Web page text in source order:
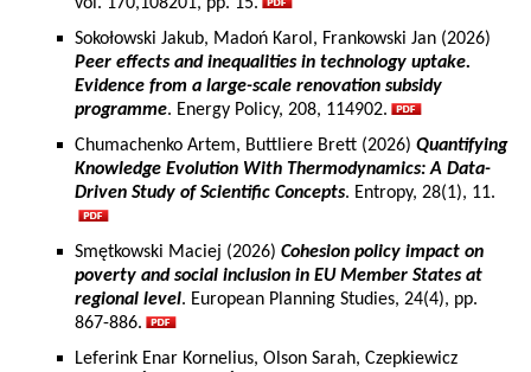
Sokołowski Jakub, Madoń Karol, Frankowski Jan (2026)
Peer effects and inequalities in technology uptake.
Evidence from a large-scale renovation subsidy
programme. Energy Policy, 208, 114902.
Chumachenko Artem, Buttliere Brett (2026) Quantifying
Knowledge Evolution With Thermodynamics: A Data-
Driven Study of Scientific Concepts. Entropy, 28(1), 11.
Smętkowski Maciej (2026) Cohesion policy impact on
poverty and social inclusion in EU Member States at
regional level. European Planning Studies, 24(4), pp.
867-886.
Leferink Enar Kornelius, Olson Sarah, Czepkiewicz